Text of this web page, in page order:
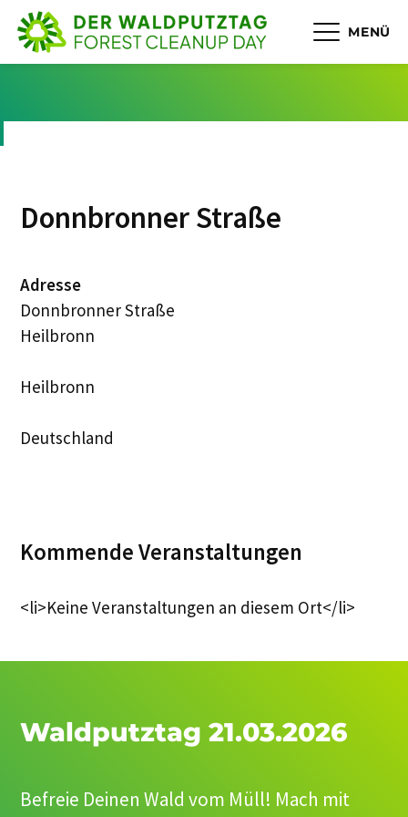
MENÜ
Donnbronner Straße
Adresse
Donnbronner Straße
Heilbronn
Heilbronn
Deutschland
Kommende Veranstaltungen
<li>Keine Veranstaltungen an diesem Ort</li>
Waldputztag 21.03.2026
Befreie Deinen Wald vom Müll! Mach mit